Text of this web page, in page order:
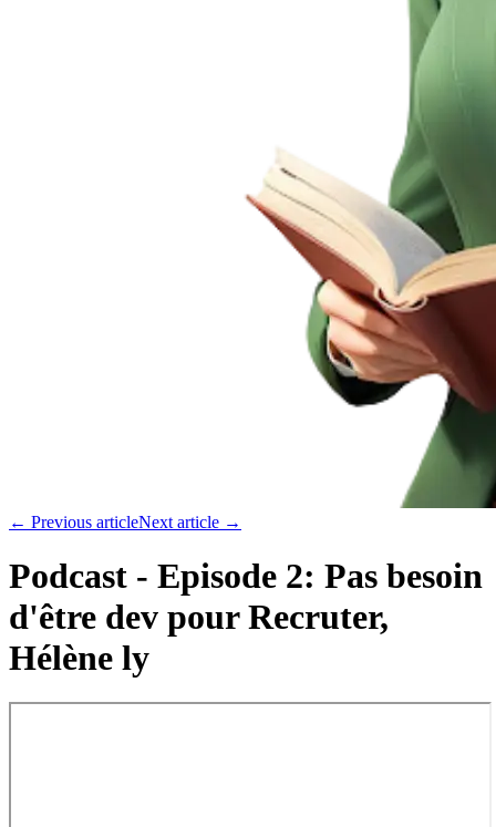
← Previous articleNext article →
Podcast - Episode 2: Pas besoin
d'être dev pour Recruter,
Hélène ly